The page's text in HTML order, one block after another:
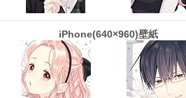
iPhone(640×960)壁紙